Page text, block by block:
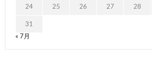
24 25 26 27 28
31
« 7月